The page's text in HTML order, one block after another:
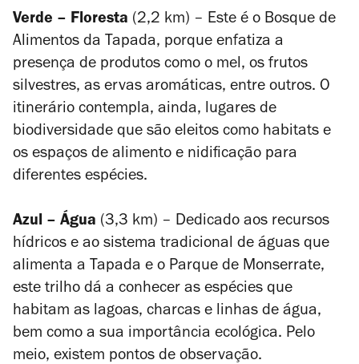
Verde – Floresta (2,2 km) – Este é o Bosque de
Alimentos da Tapada, porque enfatiza a
presença de produtos como o mel, os frutos
silvestres, as ervas aromáticas, entre outros. O
itinerário contempla, ainda, lugares de
biodiversidade que são eleitos como habitats e
os espaços de alimento e nidificação para
diferentes espécies.
Azul – Água (3,3 km) – Dedicado aos recursos
hídricos e ao sistema tradicional de águas que
alimenta a Tapada e o Parque de Monserrate,
este trilho dá a conhecer as espécies que
habitam as lagoas, charcas e linhas de água,
bem como a sua importância ecológica. Pelo
meio, existem pontos de observação.